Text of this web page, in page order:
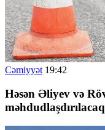
Cəmiyyət 19:42
Həsən Əliyev və
məhdudlaşdırılacaq